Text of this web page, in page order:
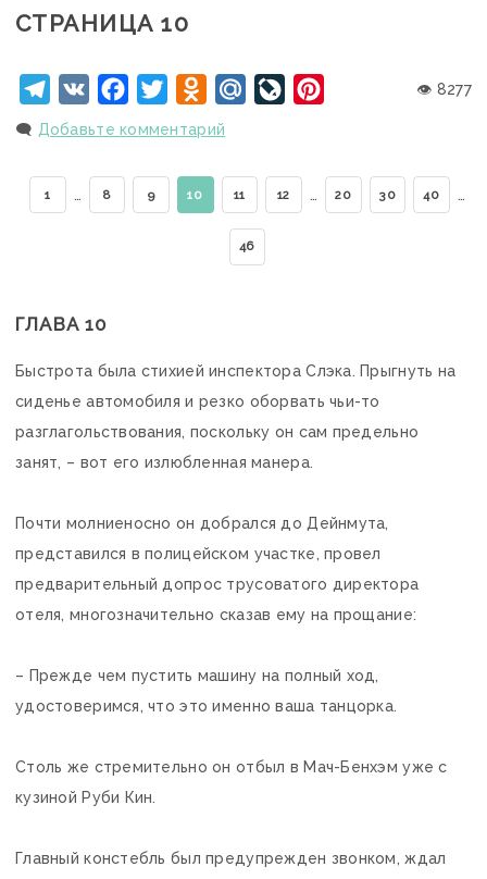
СТРАНИЦА 10
Telegram
VK FacebookTwitterOdnoklassniki
Mail.RuLiveJournal 👁 8277
🗨️ Добавьте комментарий
1 … 8 9 10 11 12 … 20 30 40 …
46
ГЛАВА 10
Быстрота была стихией инспектора Слэка. Прыгнуть на
сиденье автомобиля и резко оборвать чьи-то
разглагольствования, поскольку он сам предельно
занят, – вот его излюбленная манера.
Почти молниеносно он добрался до Дейнмута,
представился в полицейском участке, провел
предварительный допрос трусоватого директора
отеля, многозначительно сказав ему на прощание:
– Прежде чем пустить машину на полный ход,
удостоверимся, что это именно ваша танцорка.
Столь же стремительно он отбыл в Мач-Бенхэм уже с
кузиной Руби Кин.
Главный констебль был предупрежден звонком, ждал